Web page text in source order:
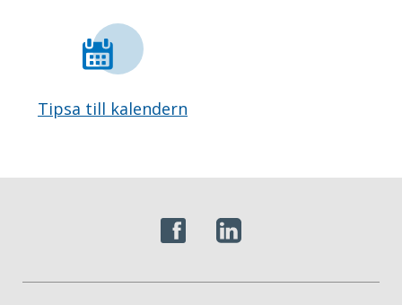
Tipsa till kalendern